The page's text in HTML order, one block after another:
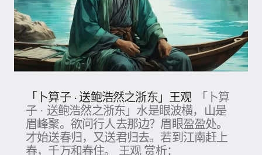
「卜算子 · 送鲍浩然之浙东」王观
「卜算
子 · 送鲍浩然之浙东」水是眼波横，山是
眉峰聚。欲问行人去那边？眉眼盈盈处。
才始送春归，又送君归去。若到江南赶上
春，千万和春住。 王观 赏析：